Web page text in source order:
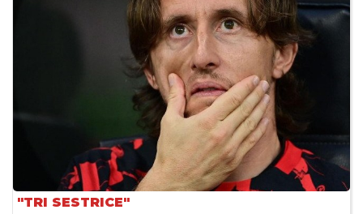
"TRI SESTRICE"